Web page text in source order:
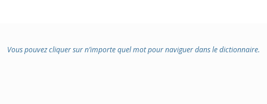
Vous pouvez cliquer sur n’importe quel mot pour naviguer dans le dictionnaire.